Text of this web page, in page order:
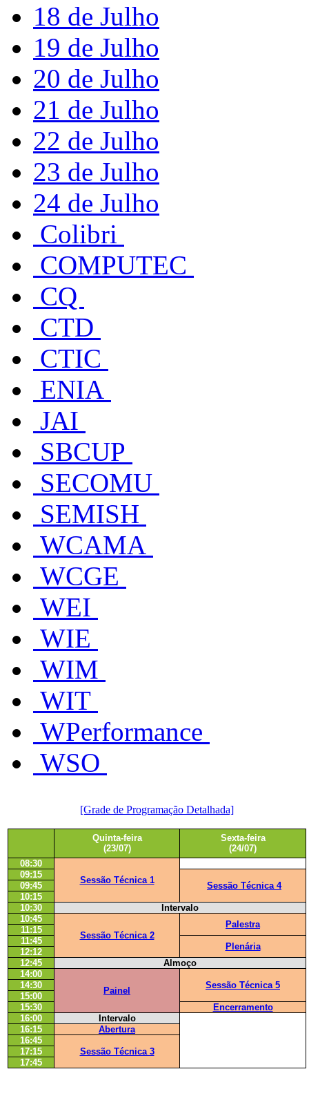
18 de Julho
19 de Julho
20 de Julho
21 de Julho
22 de Julho
23 de Julho
24 de Julho
Colibri
COMPUTEC
CQ
CTD
CTIC
ENIA
JAI
SBCUP
SECOMU
SEMISH
WCAMA
WCGE
WEI
WIE
WIM
WIT
WPerformance
WSO
[Grade de Programação Detalhada]
Quinta-feira
(23/07)
Sexta-feira
(24/07)
08:30
Sessão Técnica 1
09:15
Sessão Técnica 4
09:45
10:15
10:30
Intervalo
10:45
Sessão Técnica 2
Palestra
11:15
11:45
Plenária
12:12
12:45
Almoço
14:00
Painel
Sessão Técnica 5
14:30
15:00
15:30
Encerramento
16:00
Intervalo
16:15
Abertura
16:45
Sessão Técnica 3
17:15
17:45